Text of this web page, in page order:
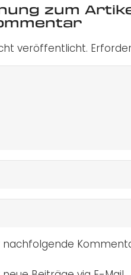
zum
veröffentlicht.